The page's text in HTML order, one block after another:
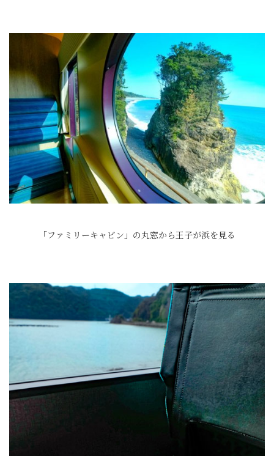
「ファミリーキャビン」の丸窓から王子が浜を見る